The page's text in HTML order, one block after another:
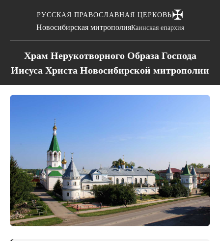
РУССКАЯ ПРАВОСЛАВНАЯ ЦЕРКОВЬ✠
Новосибирская митрополияКаинская епархия
Храм Нерукотворного Образа Господа
Иисуса Христа Новосибирской митрополии